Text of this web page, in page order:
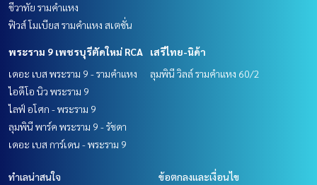
ชีวาทัย รามคำแหง
ฟิวส์ โมเบียส รามคำแหง สเตชั่น
พระราม 9 เพชรบุรีตัดใหม่ RCA
เดอะ เบส พระราม 9 - รามคำแหง
ไอดีโอ นิว พระราม 9
ไลฟ์ อโศก - พระราม 9
ลุมพินี พาร์ค พระราม 9 - รัชดา
เดอะ เบส การ์เดน - พระราม 9
เสรีไทย-นิด้า
ลุมพินี วิลล์ รามคำแหง 60/2
ทำเลน่าสนใจ ข้อตกลงและเงื่อนไข